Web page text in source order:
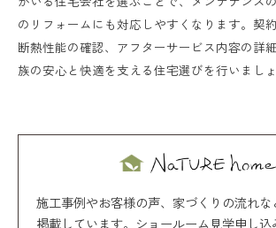
のリフォームにも対応しやすくなります。契
断熱性能の確認、アフターサービス内容の詳
族の安心と快適を支える住宅選びを行いましょ
施工事例やお客様の声、家づくりの流れな
掲載しています。ショールーム見学申し